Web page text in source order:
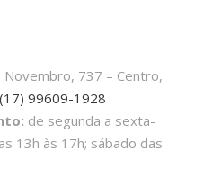
Novembro, 737 – Centro,
(17) 99609-1928
de segunda a sexta-
13h às 17h; sábado das